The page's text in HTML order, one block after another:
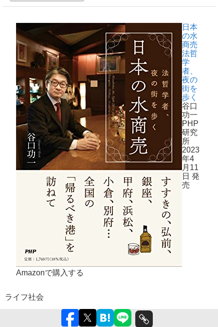
日本
の水
商売
法哲
学
者、
夜の
街を
歩く
谷口
功一
PHP
研究
所
2023
年4
月11
日 発
売
Amazonで購入する
ライフ社会